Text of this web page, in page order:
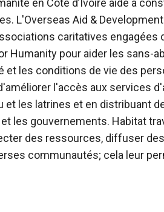
en Côte d’Ivoire aide à
L'Overseas Aid &
caritatives
Humanity pour aider les sans-
et les conditions de vie des
l'accès aux services
et les latrines et en distribuant
les gouvernements. Habitat
des ressources, diffuser
communautés; cela leur